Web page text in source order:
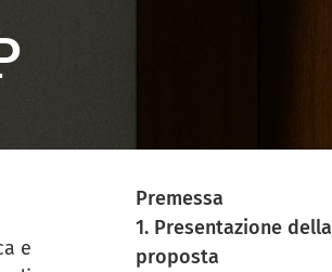
e
Premessa
1. Presentazione della
proposta